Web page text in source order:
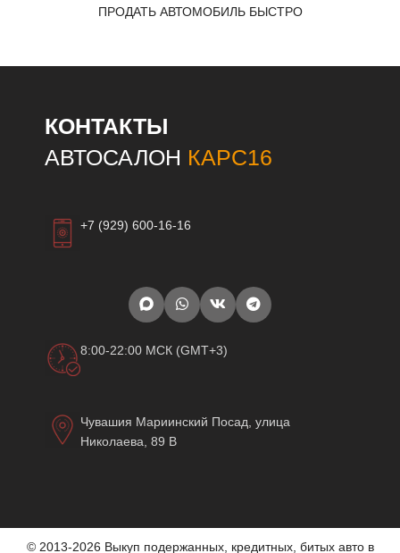
ПРОДАТЬ АВТОМОБИЛЬ БЫСТРО
КОНТАКТЫ
АВТОСАЛОН КАРС16
+7 (929) 600-16-16
8:00-22:00 МСК (GMT+3)
Чувашия Мариинский Посад, улица
Николаева, 89 В
© 2013-2026 Выкуп подержанных, кредитных, битых авто в